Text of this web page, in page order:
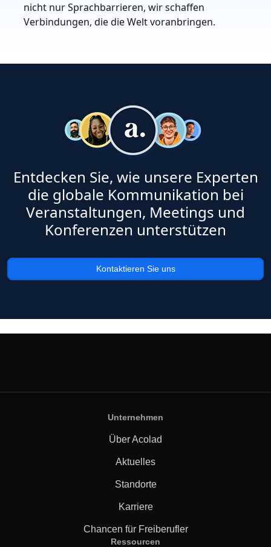
nicht nur Sprachbarrieren, wir schaffen
Verbindungen, die die Welt voranbringen.
Entdecken Sie, wie unsere Experten
die globale Kommunikation bei
Veranstaltungen, Meetings und
Konferenzen unterstützen
Kontaktieren Sie uns
Unternehmen
Über Acolad
Aktuelles
Standorte
Karriere
Chancen für Freiberufler
Ressourcen